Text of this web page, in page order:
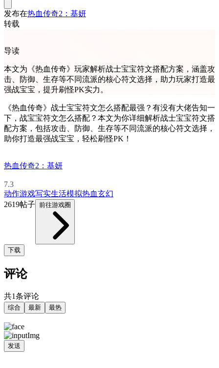
发布在热血传奇2：基妍
转载
导读
本文为《热血传奇》玩家解析战士宝宝符文搭配方案，涵盖攻
击、防御、生存等不同流派的核心符文选择，助力玩家打造最
强战宝宝，提升刷怪PK实力。
《热血传奇》战士宝宝符文怎么搭配最强？有没有大佬告知一
下，战宝宝符文怎么搭配？本文为你详细解析战士宝宝符文搭
配方案，包括攻击、防御、生存等不同流派的核心符文选择，
助你打造最强战宝宝，轻松刷怪PK！
热血传奇2：基妍
7.3
动作游戏写实生活模拟热血玄幻
2619帖子 前往游戏圈
下载
评论
共1条评论
综合 最新 最热
发送